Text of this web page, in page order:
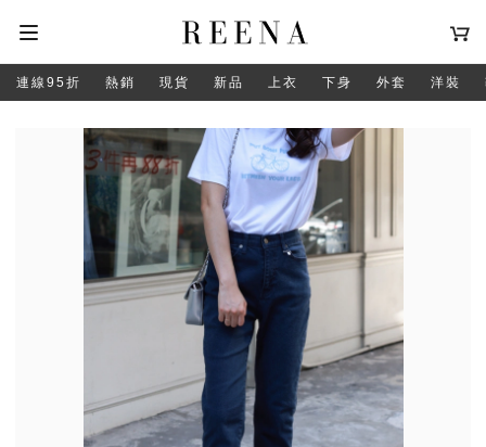
連線95折 熱銷 現貨 新品 上衣 下身 外套 洋裝